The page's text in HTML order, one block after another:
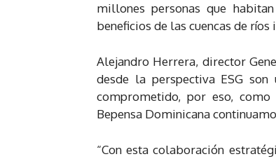
millones personas que
beneficios de las cuencas de
Alejandro Herrera, director
desde la perspectiva ESG
comprometido, por eso,
Bepensa Dominicana
“Con esta colaboración